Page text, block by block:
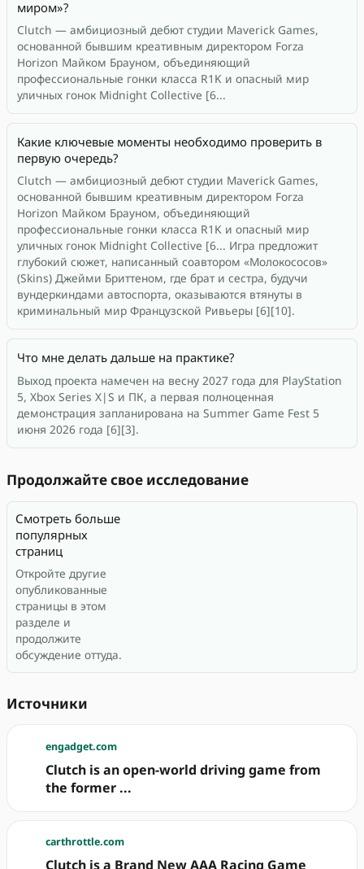
миром»?
Clutch — амбициозный дебют студии Maverick Games,
основанной бывшим креативным директором Forza
Horizon Майком Брауном, объединяющий
профессиональные гонки класса R1K и опасный мир
уличных гонок Midnight Collective [6...
Какие ключевые моменты необходимо проверить в
первую очередь?
Clutch — амбициозный дебют студии Maverick Games,
основанной бывшим креативным директором Forza
Horizon Майком Брауном, объединяющий
профессиональные гонки класса R1K и опасный мир
уличных гонок Midnight Collective [6... Игра предложит
глубокий сюжет, написанный соавтором «Молокососов»
(Skins) Джейми Бриттеном, где брат и сестра, будучи
вундеркиндами автоспорта, оказываются втянуты в
криминальный мир Французской Ривьеры [6][10].
Что мне делать дальше на практике?
Выход проекта намечен на весну 2027 года для PlayStation
5, Xbox Series X|S и ПК, а первая полноценная
демонстрация запланирована на Summer Game Fest 5
июня 2026 года [6][3].
Продолжайте свое исследование
Смотреть больше
популярных
страниц
Откройте другие
опубликованные
страницы в этом
разделе и
продолжите
обсуждение оттуда.
Источники
engadget.com
Clutch is an open-world driving game from
the former ...
carthrottle.com
Clutch is a Brand New AAA Racing Game